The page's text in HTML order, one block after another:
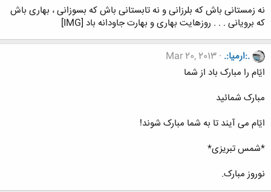
نه زمستانی باش که بلرزانی و نه تابستانی باش که بسوزانی ، بهاری باش
که برویانی . . . روزهایت بهاری و بهارت جاودانه باد [IMG]
.:ارمیا:. Mar 20, 2013
ایّام را مبارک باد از شما
مبارک شمائید
ایّام می آیند تا به شما مبارک شوند!
*شمس تبریزی*
نوروز مبارک.